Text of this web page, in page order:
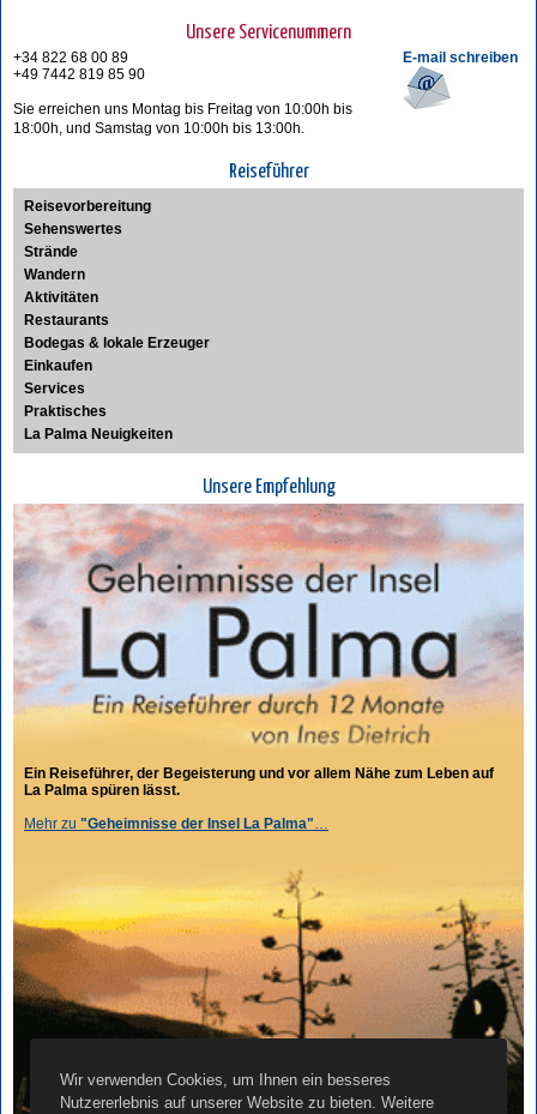
Unsere Servicenummern
E-mail schreiben
+34 822 68 00 89
+49 7442 819 85 90
Sie erreichen uns Montag bis Freitag von 10:00h bis
18:00h, und Samstag von 10:00h bis 13:00h.
Reiseführer
Reisevorbereitung
Sehenswertes
Strände
Wandern
Aktivitäten
Restaurants
Bodegas & lokale Erzeuger
Einkaufen
Services
Praktisches
La Palma Neuigkeiten
Unsere Empfehlung
Ein Reiseführer, der Begeisterung und vor allem Nähe zum Leben auf
La Palma spüren lässt.
Mehr zu "Geheimnisse der Insel La Palma"…
Wir verwenden Cookies, um Ihnen ein besseres
Nutzererlebnis auf unserer Website zu bieten. Weitere